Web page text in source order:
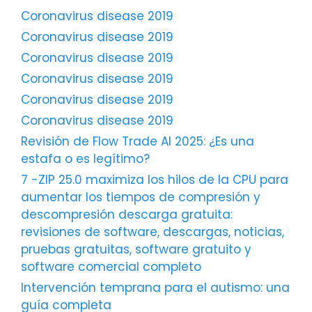
Coronavirus disease 2019
Coronavirus disease 2019
Coronavirus disease 2019
Coronavirus disease 2019
Coronavirus disease 2019
Coronavirus disease 2019
Revisión de Flow Trade AI 2025: ¿Es una
estafa o es legítimo?
7 -ZIP 25.0 maximiza los hilos de la CPU para
aumentar los tiempos de compresión y
descompresión descarga gratuita:
revisiones de software, descargas, noticias,
pruebas gratuitas, software gratuito y
software comercial completo
Intervención temprana para el autismo: una
guía completa